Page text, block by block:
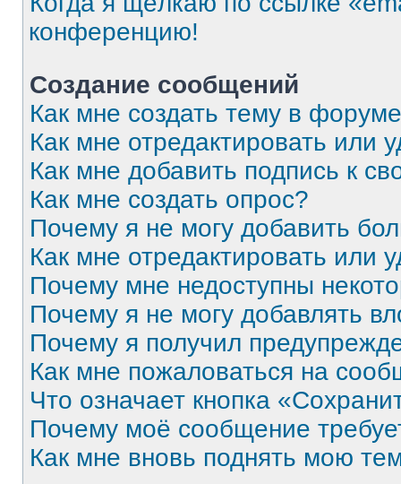
конференцию!
Создание сообщений
Как мне создать тему в
Как мне отредактировать или
Как мне добавить подпись к
Как мне создать опрос?
Почему я не могу добавить
Как мне отредактировать или
Почему мне недоступны
Почему я не могу добавлять
Почему я получил
Как мне пожаловаться на
Что означает кнопка
Почему моё сообщение
Как мне вновь поднять мою